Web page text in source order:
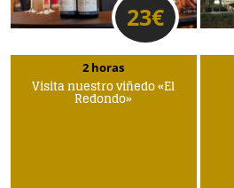
23€
2 horas
Visita nuestro viñedo «El
Redondo»